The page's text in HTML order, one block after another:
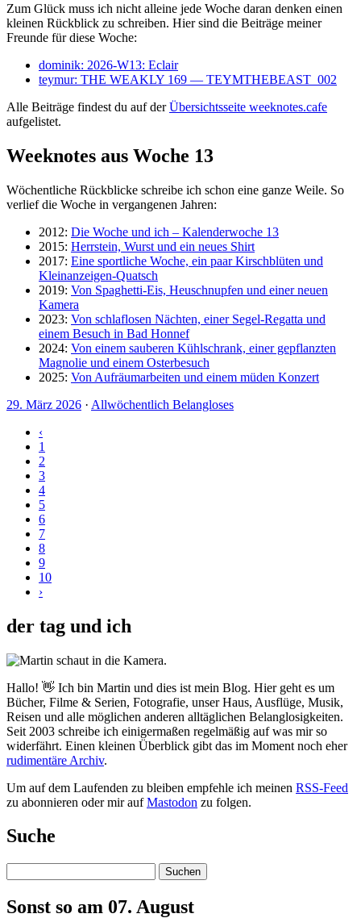
Zum Glück muss ich nicht alleine jede Woche daran denken einen
kleinen Rückblick zu schreiben. Hier sind die Beiträge meiner
Freunde für diese Woche:
dominik: 2026-W13: Eclair
teymur: THE WEAKLY 169 — TEYMTHEBEAST_002
Alle Beiträge findest du auf derÜbersichtsseite weeknotes.cafe
aufgelistet.
Weeknotes aus Woche 13
Wöchentliche Rückblicke schreibe ich schon eine ganze Weile. So
verlief die Woche in vergangenen Jahren:
2012: Die Woche und ich – Kalenderwoche 13
2015: Herrstein, Wurst und ein neues Shirt
2017: Eine sportliche Woche, ein paar Kirschblüten und
Kleinanzeigen-Quatsch
2019: Von Spaghetti-Eis, Heuschnupfen und einer neuen
Kamera
2023: Von schlaflosen Nächten, einer Segel-Regatta und
einem Besuch in Bad Honnef
2024: Von einem sauberen Kühlschrank, einer gepflanzten
Magnolie und einem Osterbesuch
2025: Von Aufräumarbeiten und einem müden Konzert
29. März 2026 · Allwöchentlich Belangloses
‹
1
2
3
4
5
6
7
8
9
10
›
der tag und ich
Hallo! 👋 Ich bin Martin und dies ist mein Blog. Hier geht es um
Bücher, Filme & Serien, Fotografie, unser Haus, Ausflüge, Musik,
Reisen und alle möglichen anderen alltäglichen Belanglosigkeiten.
Seit 2003 schreibe ich einigermaßen regelmäßig auf was mir so
widerfährt. Einen kleinen Überblick gibt das im Moment noch eher
rudimentäre Archiv.
Um auf dem Laufenden zu bleiben empfehle ich meinen RSS-Feed
zu abonnieren oder mir aufMastodon zu folgen.
Suche
Suchen
Sonst so am 07. August